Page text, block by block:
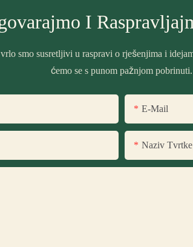
I
smo susretljivi u raspravi o rješenjima i
ćemo se s punom pažnjom pobrinuti.
E-Mail
Naziv Tvrtke